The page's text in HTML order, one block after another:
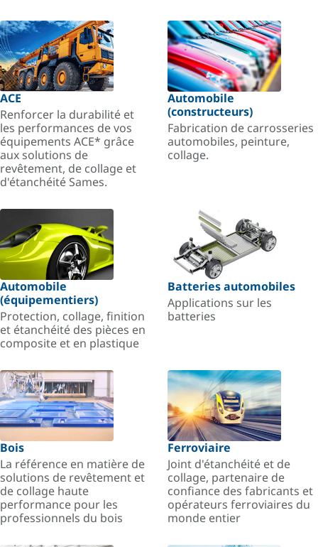
ACE
Renforcer la durabilité et
les performances de vos
équipements ACE* grâce
aux solutions de
revêtement, de collage et
d'étanchéité Sames.
Automobile
(constructeurs)
Fabrication de carrosseries
automobiles, peinture,
collage.
Automobile
(équipementiers)
Protection, collage, finition
et étanchéité des pièces en
composite et en plastique
Batteries automobiles
Applications sur les
batteries
Bois
La référence en matière de
solutions de revêtement et
de collage haute
performance pour les
professionnels du bois
Ferroviaire
Joint d'étanchéité et de
collage, partenaire de
confiance des fabricants et
opérateurs ferroviaires du
monde entier